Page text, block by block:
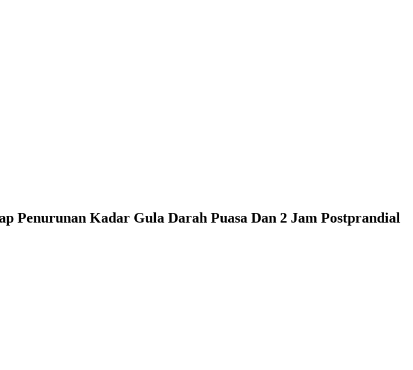
Penurunan Kadar Gula Darah Puasa Dan 2 Jam Postprandial